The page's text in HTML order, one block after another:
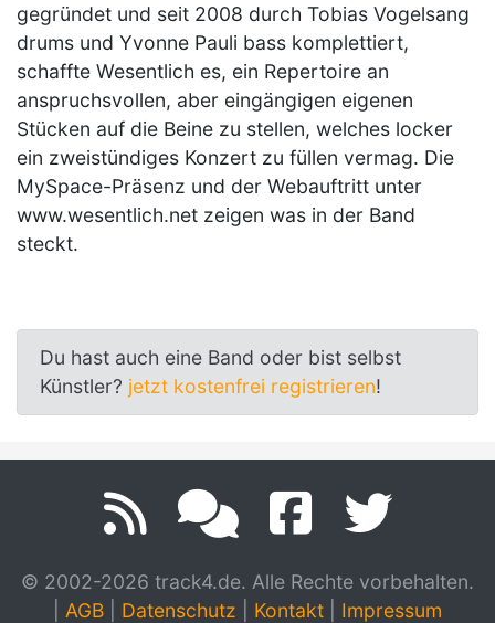
gegründet und seit 2008 durch Tobias Vogelsang
drums und Yvonne Pauli bass komplettiert,
schaffte Wesentlich es, ein Repertoire an
anspruchsvollen, aber eingängigen eigenen
Stücken auf die Beine zu stellen, welches locker
ein zweistündiges Konzert zu füllen vermag. Die
MySpace-Präsenz und der Webauftritt unter
www.wesentlich.net zeigen was in der Band
steckt.
Du hast auch eine Band oder bist selbst
Künstler? jetzt kostenfrei registrieren!
© 2002-2026 track4.de. Alle Rechte vorbehalten.
AGB Datenschutz Kontakt
Impressum